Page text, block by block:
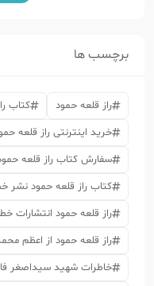
برچسب ها
راز قلعه حمود
کتاب
خرید اینترنتی راز قلعه
سفارش کتاب راز قلعه
کتاب راز قلعه حمود نشر
راز قلعه حمود انتشارات
راز قلعه حمود از اعظم
خاطرات شهید سیداصغر